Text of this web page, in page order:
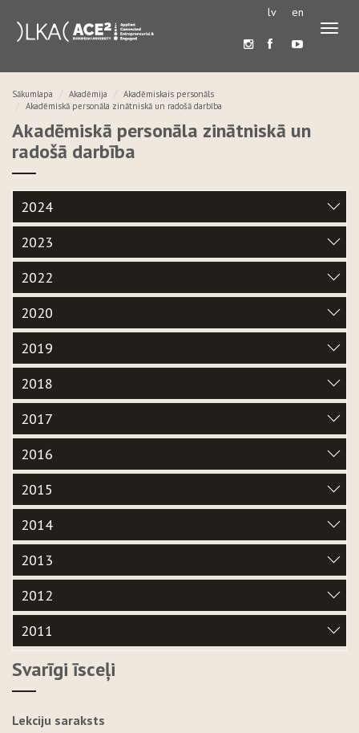
lv en
Sākumlapa Akadēmija
Akadēmiskais personāls
Akadēmiskā personāla zinātniskā un radošā darbība
Akadēmiskā personāla zinātniskā un
radošā darbība
2024
2023
2022
2020
2019
2018
2017
2016
2015
2014
2013
2012
2011
Svarīgi īsceļi
Lekciju saraksts